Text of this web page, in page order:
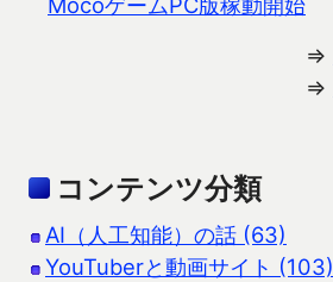
⇒
⇒
コンテンツ分類
AI（人工知能）の話 (63)
YouTuberと動画サイト (103)